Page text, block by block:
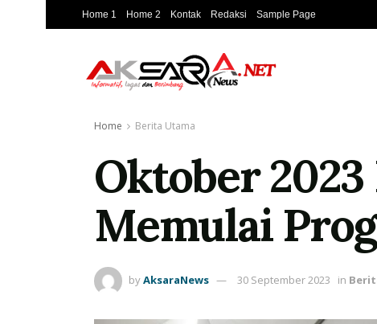
Home 1 Home 2 Kontak Redaksi Sample Page
Home Berita Utama
Oktober
Memulai
byAksaraNews 30 September 2023 in